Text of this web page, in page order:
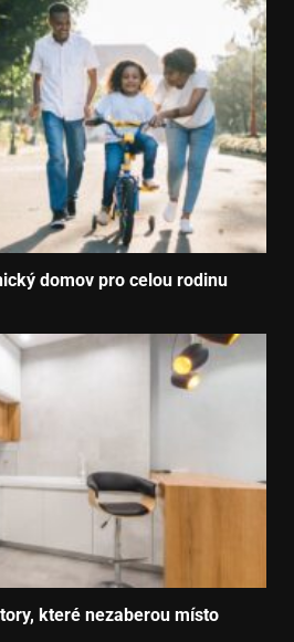
domov pro celou rodinu
které nezaberou místo